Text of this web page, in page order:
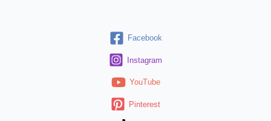
Facebook
Instagram
YouTube
Pinterest